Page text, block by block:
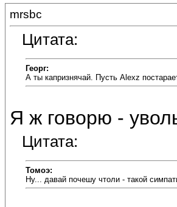
mrsbc
Цитата:
Георг:
А ты капризнячай. Пусть Alexz
Я ж говорю -
Цитата:
Томоэ:
Ну... давай почешу чтоли - такой